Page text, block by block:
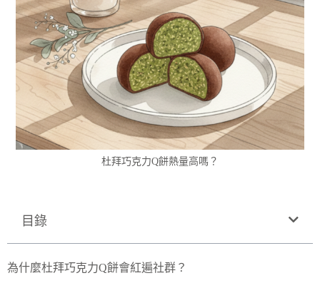
杜拜巧克力Q餅熱量高嗎？
目錄
為什麼杜拜巧克力Q餅會紅遍社群？